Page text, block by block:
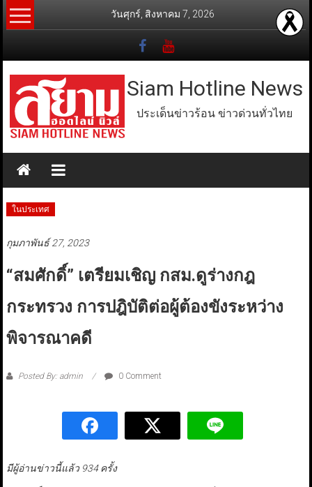
Skip
to
วันศุกร์, สิงหาคม 7, 2026
Siam Hotline News
ประเด็นข่าวร้อน ข่าวด่วนทั่วไทย
ในประเทศ
กุมภาพันธ์ 27, 2023
“สมศักดิ์” เตรียมเชิญ กสม.ดูร่างกฎ
กระทรวง การปฎิบัติต่อผู้ต้องขังระหว่าง
พิจารณาคดี
Posted By: admin 0 Comment
มีผู้อ่านข่าวนี้แล้ว 934 ครั้ง